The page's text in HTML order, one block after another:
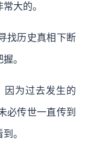
大的。
找历史真相下断
。
因为过去发生的
必传世一直传到
。